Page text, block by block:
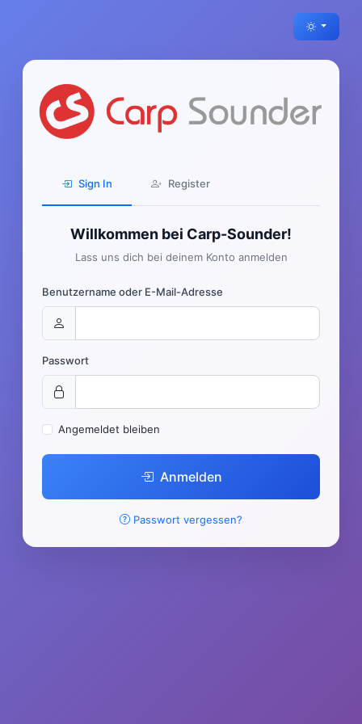
Sign In Register
Willkommen bei Carp-Sounder!
Lass uns dich bei deinem Konto anmelden
Benutzername oder E-Mail-Adresse
Passwort
Angemeldet bleiben
Anmelden
Passwort vergessen?